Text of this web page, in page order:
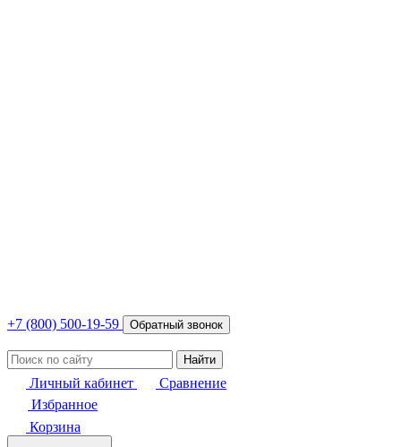
+7 (800) 500-19-59 Обратный звонок
Найти
Личный кабинет
Сравнение
Избранное
Корзина